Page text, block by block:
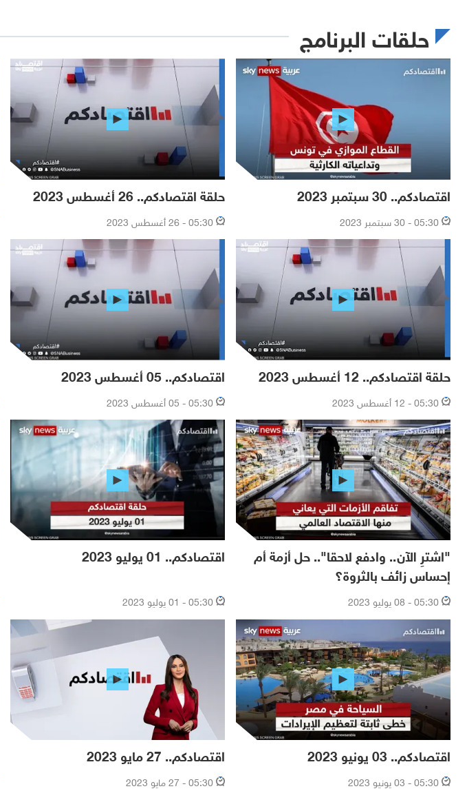
حلقات البرنامج
اقتصادكم.. 30 سبتمبر 2023
05:30 - 30 سبتمبر 2023
حلقة اقتصادكم.. 26 أغسطس 2023
05:30 - 26 أغسطس 2023
حلقة اقتصادكم.. 12 أغسطس 2023
05:30 - 12 أغسطس 2023
اقتصادكم.. 05 أغسطس 2023
05:30 - 05 أغسطس 2023
"اشترِ الآن.. وادفع لاحقا".. حل أزمة أم
إحساس زائف بالثروة؟
05:30 - 08 يوليو 2023
اقتصادكم.. 01 يوليو 2023
05:30 - 01 يوليو 2023
اقتصادكم.. 03 يونيو 2023
05:30 - 03 يونيو 2023
اقتصادكم.. 27 مايو 2023
05:30 - 27 مايو 2023